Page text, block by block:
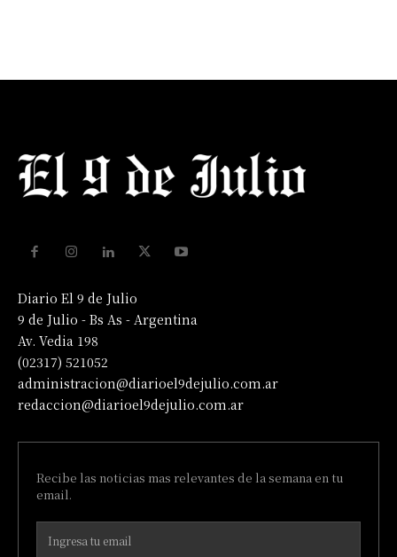
Diario El 9 de Julio
9 de Julio - Bs As - Argentina
Av. Vedia 198
(02317) 521052
administracion@diarioel9dejulio.com.ar
redaccion@diarioel9dejulio.com.ar
Recibe las noticias mas relevantes de la semana en tu
email.